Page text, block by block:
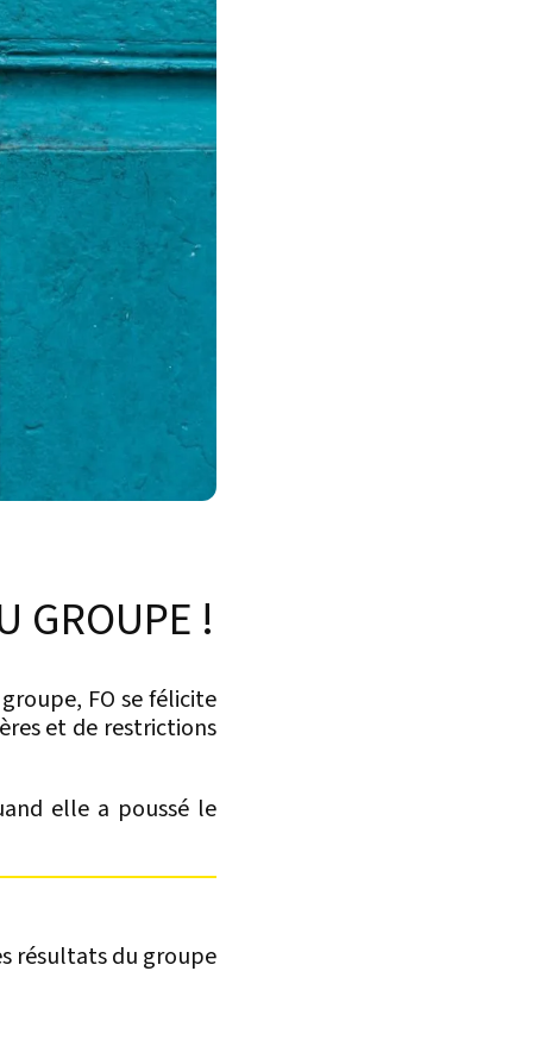
GROUPE !
FO se félicite
et de restrictions
elle a poussé le
résultats du groupe